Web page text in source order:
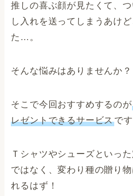
推しの喜ぶ顔が見たくて、
し入れを送ってしまうあけ
た…。
そんな悩みはありませんか？
そこで今回おすすめするのが
レゼントできるサービスです
Ｔシャツやシューズといっ
ではなく、変わり種の贈り
れるはず！